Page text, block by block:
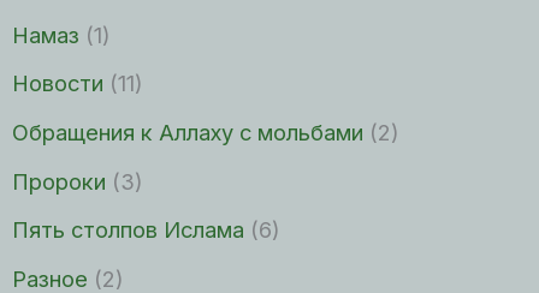
Намаз (1)
Новости (11)
Обращения к Аллаху с мольбами (2)
Пророки (3)
Пять столпов Ислама (6)
Разное (2)